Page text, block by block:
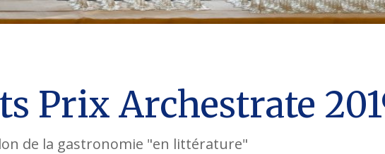
Prix Archestrate
de la gastronomie "en littérature"